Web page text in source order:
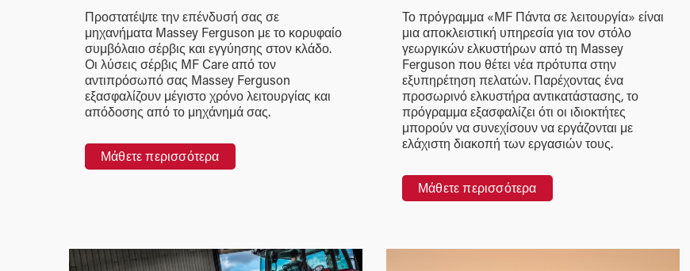
Προστατέψτε την επένδυσή σας σε
μηχανήματα Massey Ferguson με το κορυφαίο
συμβόλαιο σέρβις και εγγύησης στον κλάδο.
Οι λύσεις σέρβις MF Care από τον
αντιπρόσωπό σας Massey Ferguson
εξασφαλίζουν μέγιστο χρόνο λειτουργίας και
απόδοσης από το μηχάνημά σας.
Μάθετε περισσότερα
Το πρόγραμμα «MF Πάντα σε λειτουργία» είναι
μια αποκλειστική υπηρεσία για τον στόλο
γεωργικών ελκυστήρων από τη Massey
Ferguson που θέτει νέα πρότυπα στην
εξυπηρέτηση πελατών. Παρέχοντας ένα
προσωρινό ελκυστήρα αντικατάστασης, το
πρόγραμμα εξασφαλίζει ότι οι ιδιοκτήτες
μπορούν να συνεχίσουν να εργάζονται με
ελάχιστη διακοπή των εργασιών τους.
Μάθετε περισσότερα